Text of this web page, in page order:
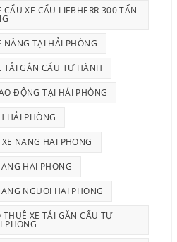
CẨU XE CẨU LIEBHERR 300 TẤN
NÂNG TẠI HẢI PHÒNG
TẢI GẮN CẨU TỰ HÀNH
ĐỘNG TẠI HẢI PHÒNG
HẢI PHÒNG
NANG HAI PHONG
HAI PHONG
NGUOI HAI PHONG
THUÊ XE TẢI GẮN CẨU TỰ
PHÒNG